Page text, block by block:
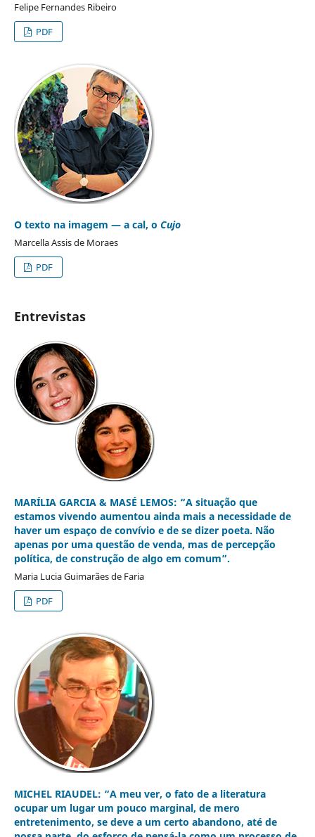
Felipe Fernandes Ribeiro
PDF
O texto na imagem — a cal, o Cujo
Marcella Assis de Moraes
PDF
Entrevistas
MARÍLIA GARCIA & MASÉ LEMOS: “A situação que
estamos vivendo aumentou ainda mais a necessidade de
haver um espaço de convívio e de se dizer poeta. Não
apenas por uma questão de venda, mas de percepção
política, de construção de algo em comum”.
Maria Lucia Guimarães de Faria
PDF
MICHEL RIAUDEL: “A meu ver, o fato de a literatura
ocupar um lugar um pouco marginal, de mero
entretenimento, se deve a um certo abandono, até de